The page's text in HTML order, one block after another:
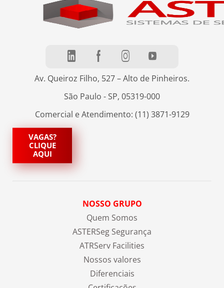
Av. Queiroz Filho, 527 – Alto de Pinheiros.
São Paulo - SP, 05319-000
Comercial e Atendimento: (11) 3871-9129
VAGAS?
CLIQUE
AQUI
NOSSO GRUPO
Quem Somos
ASTERSeg Segurança
ATRServ Facilities
Nossos valores
Diferenciais